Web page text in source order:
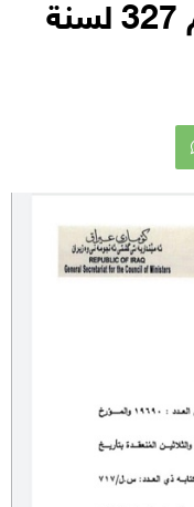
قرار مجلس الوزراء رقم 327 لسنة